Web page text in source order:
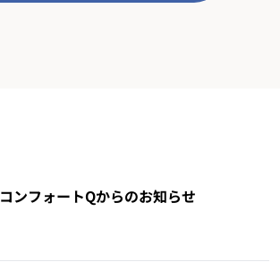
コンフォートQからのお知らせ